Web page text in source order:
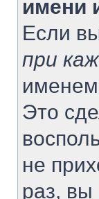
имени
Если
при
именем
Это
не
раз, вы